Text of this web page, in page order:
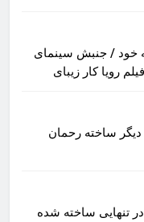
خود / جنبش سینمای
رویا کار زیبای
دیگر ساخته رحمان
تنهایی ساخته شده